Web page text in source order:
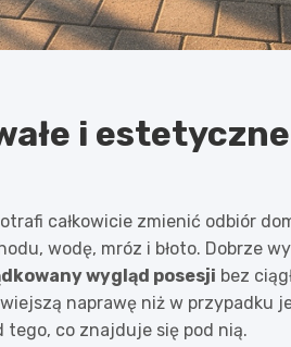
i
całkowicie zmienić odbiór
wodę, mróz i błoto. Dobrze
wygląd posesji bez
naprawę niż w przypadku
tego, co znajduje się pod nią.